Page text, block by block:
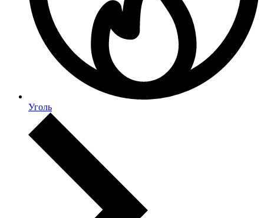
Уголь